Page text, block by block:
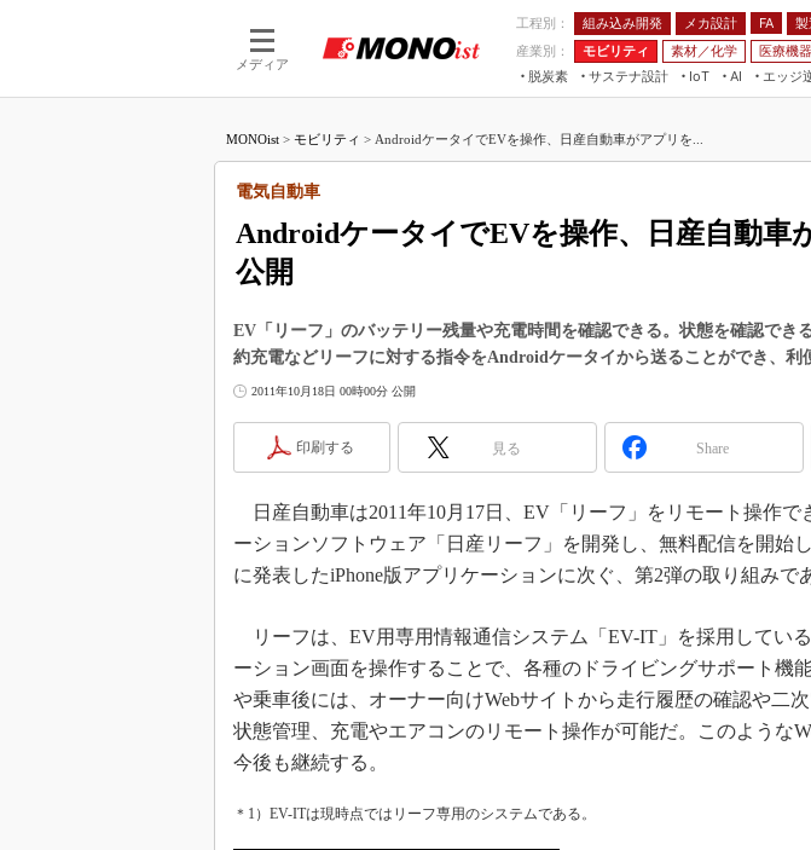
メディア
工程別： 組み込み開発 メカ設計 FA 製
産業別：
モビリティ 素材／化学 医療機器
脱炭素
サステナ設計
IoT
つながる工場
AI
AI×設備保全
エッジ
JIMTOF
IIFES
TECHNO-FRONTIER
EdgeTech+
産業オープンネット展
VR／AR
フィールドサー
組み込み画像
組み込みモデ
ISO26262
無償設計ツール
3Dプリンタ
デジタルツイン
S＆OP
インダストリー
イノベーション
製造業ビッグ
FA
モビリ
MONOist > モビリティ > AndroidケータイでEVを操作、日産自動車がアプリを...
AndroidケータイでEVを操作、日産自動車
公開
電気自動車
EV「リーフ」のバッテリー残量や充電時間を確認できる。状態を確認でき
約充電などリーフに対する指令をAndroidケータイから送ることができ、利
2011年10月18日 00時00分 公開
印刷する 見る Share
日産自動車は2011年10月17日、EV「リーフ」をリモート操作で
ーションソフトウェア「日産リーフ」を開発し、無料配信を開始
に発表したiPhone版アプリケーションに次ぐ、第2弾の取り組みで
リーフは、EV用専用情報通信システム「EV-IT」を採用している
ーション画面を操作することで、各種のドライビングサポート機
や乗車後には、オーナー向けWebサイトから走行履歴の確認や二
状態管理、充電やエアコンのリモート操作が可能だ。このような
今後も継続する。
＊1）EV-ITは現時点ではリーフ専用のシステムである。